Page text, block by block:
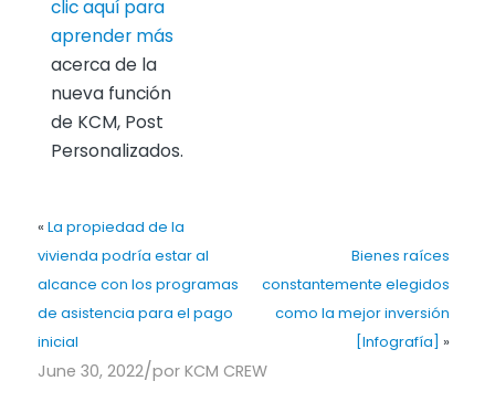
clic aquí para
aprender más
acerca de la
nueva función
de KCM, Post
Personalizados.
« La propiedad de la
vivienda podría estar al
alcance con los programas
de asistencia para el pago
inicial
Bienes raíces
constantemente elegidos
como la mejor inversión
[Infografía] »
June 30, 2022/por KCM CREW